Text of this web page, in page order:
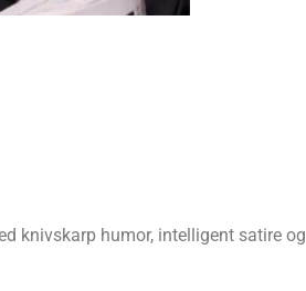
knivskarp humor, intelligent satire og